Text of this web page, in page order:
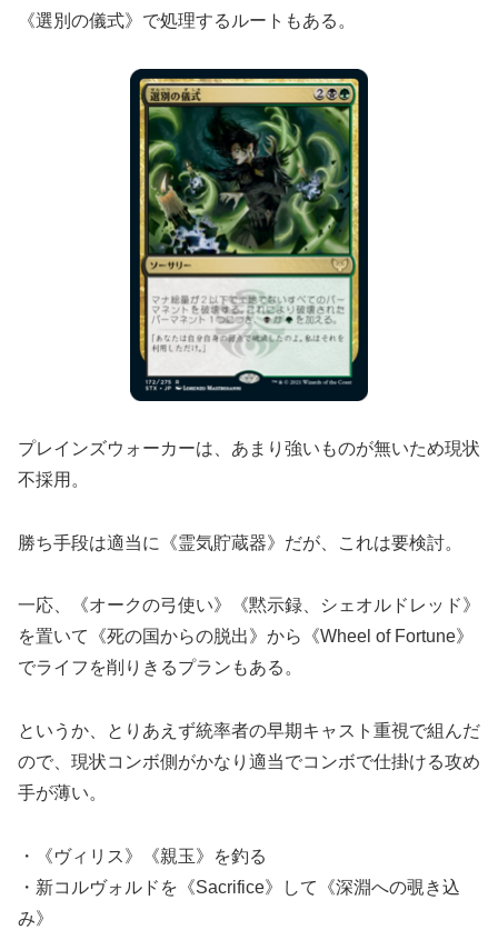
《選別の儀式》で処理するルートもある。
プレインズウォーカーは、あまり強いものが無いため現状
不採用。
勝ち手段は適当に《霊気貯蔵器》だが、これは要検討。
一応、《オークの弓使い》《黙示録、シェオルドレッド》
を置いて《死の国からの脱出》から《Wheel of Fortune》
でライフを削りきるプランもある。
というか、とりあえず統率者の早期キャスト重視で組んだ
ので、現状コンボ側がかなり適当でコンボで仕掛ける攻め
手が薄い。
・《ヴィリス》《親玉》を釣る
・新コルヴォルドを《Sacrifice》して《深淵への覗き込
み》